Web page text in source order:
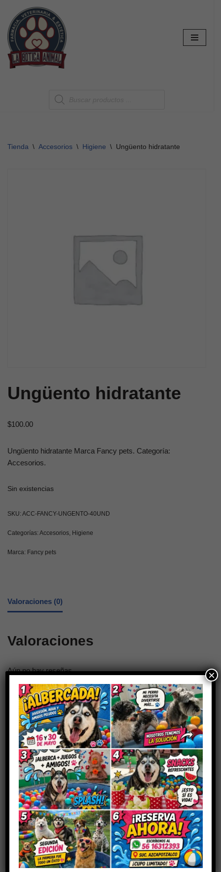
Saltar
al
contenido
Tienda \ Accesorios \ Higiene \ Ungüento hidratante
Ungüento hidratante
$100.00
Ungüento hidratante Marca Fancy pets. Categoría:
Accesorios.
Sin existencias
SKU: ACC-FANCY-UNGENTO-40UND
Categorías: Accesorios Higiene
Marca: Fancy pets
Valoraciones (0)
Valoraciones
Aún no hay reseñas
Sé el primero en valorar “Ungüento
hidratante”
Tu dirección de correo electrónico no será publicada. Los
campos obligatorios están marcados con*
Tu puntuación
Tu valoración*
×